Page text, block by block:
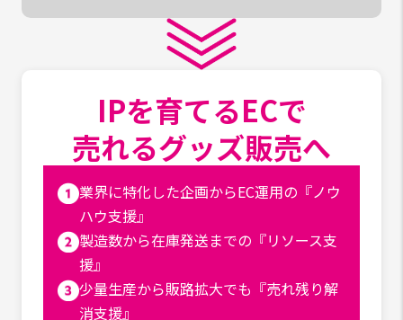
IPを育てるECで
売れるグッズ販売へ
業界に特化した企画からEC運用の『ノウ
ハウ支援』
製造数から在庫発送までの『リソース支
援』
少量生産から販路拡大でも『売れ残り解
消支援』